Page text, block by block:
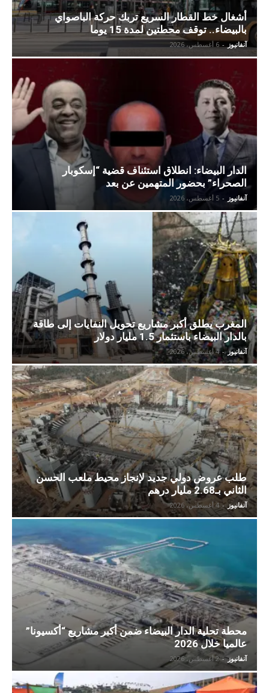
أشغال خط القطار السريع تربك حركة الباصواي
بالبيضاء.. توقف محطتين لمدة 15 يوما
آنفانيوز - 6 أغسطس، 2026
الدار البيضاء: انطلاق استئناف قضية “إسكوبار
الصحراء” بحضور المتهمين عن بعد
آنفانيوز - 5 أغسطس، 2026
المغرب يطلق أكبر مشاريع تحويل النفايات إلى طاقة
بالدار البيضاء باستثمار 1.5 مليار دولار
آنفانيوز - 4 أغسطس، 2026
طلب عروض دولي جديد لإنجاز محيط ملعب الحسن
الثاني بـ2.68 مليار درهم
آنفانيوز - 4 أغسطس، 2026
محطة تحلية الدار البيضاء ضمن أكبر مشاريع “أكسيونا”
عالميا خلال 2026
آنفانيوز - 2 أغسطس، 2026